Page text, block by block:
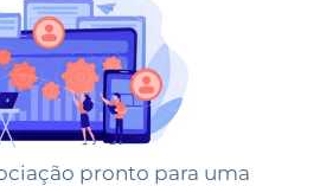
pronto para uma